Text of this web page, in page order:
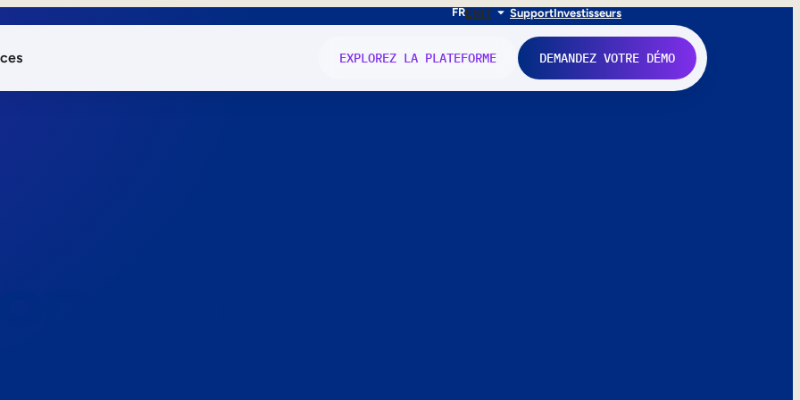
FRENIT SupportInvestisseurs
EXPLOREZ LA PLATEFORME DEMANDEZ VOTRE DÉMO